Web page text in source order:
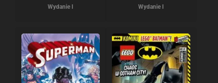
Wydanie I Wydanie I